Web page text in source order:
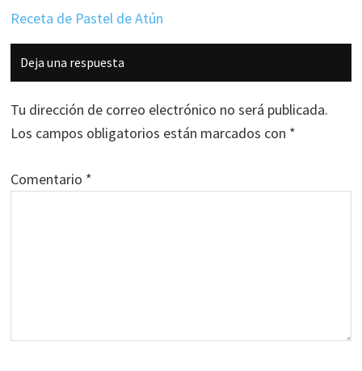
Receta de Pastel de Atún
Interacciones
con
los
lectores
Deja una respuesta
Tu dirección de correo electrónico no será publicada.
Los campos obligatorios están marcados con *
Comentario *